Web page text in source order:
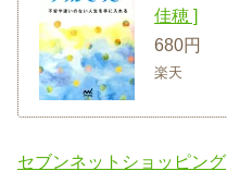
佳穂 ]
680円
楽天
セブンネットショッピング